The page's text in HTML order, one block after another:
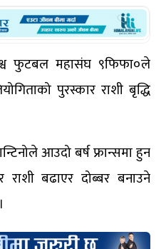
फुटबल महासंघ ९फिफा०ले
पुरस्कार राशी बृद्धि
आउदो बर्ष फ्रान्समा हुन
बढाएर दोब्बर बनाउने